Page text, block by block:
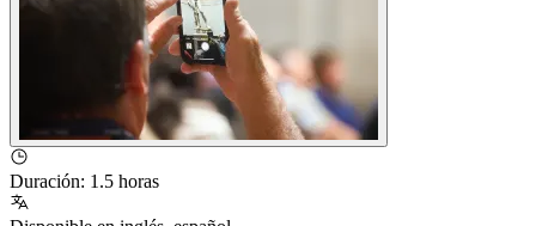
Duración: 1.5 horas